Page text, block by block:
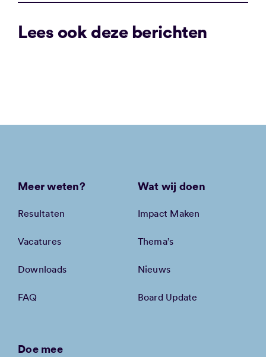
Lees ook deze berichten
Meer weten?
Resultaten
Vacatures
Downloads
FAQ
Wat wij doen
Impact Maken
Thema’s
Nieuws
Board Update
Doe mee